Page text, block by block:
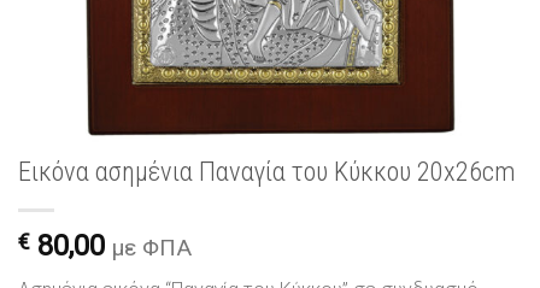
Εικόνα ασημένια Παναγία του Κύκκου 20x26cm
€ 80,00 με ΦΠΑ